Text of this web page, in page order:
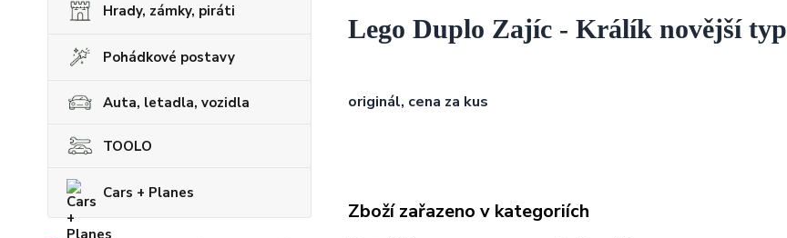
Hrady, zámky, piráti
Pohádkové postavy
Auta, letadla, vozidla
TOOLO
Cars + Planes
Lego Duplo Zajíc - Králík novější typ
originál, cena za kus
Zboží zařazeno v kategoriích